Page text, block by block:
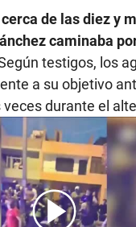
cerca de las diez y
caminaba
testigos, los
a su objetivo
durante el